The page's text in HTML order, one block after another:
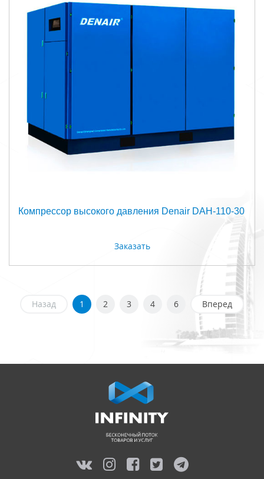
Компрессор высокого давления Denair DAH-110-30
Заказать
Назад 1 2 3 4 6 Вперед